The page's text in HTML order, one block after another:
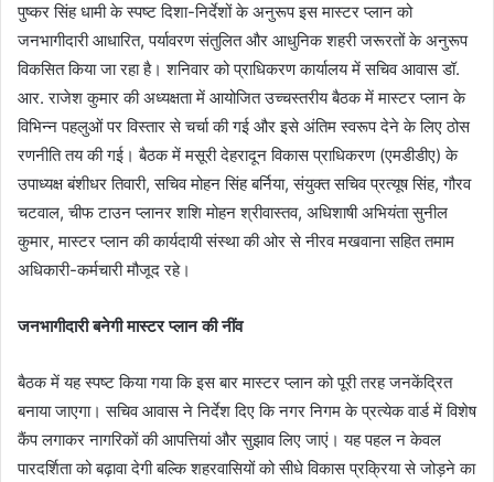
पुष्कर सिंह धामी के स्पष्ट दिशा-निर्देशों के अनुरूप इस मास्टर प्लान को
जनभागीदारी आधारित, पर्यावरण संतुलित और आधुनिक शहरी जरूरतों के अनुरूप
विकसित किया जा रहा है। शनिवार को प्राधिकरण कार्यालय में सचिव आवास डॉ.
आर. राजेश कुमार की अध्यक्षता में आयोजित उच्चस्तरीय बैठक में मास्टर प्लान के
विभिन्न पहलुओं पर विस्तार से चर्चा की गई और इसे अंतिम स्वरूप देने के लिए ठोस
रणनीति तय की गई। बैठक में मसूरी देहरादून विकास प्राधिकरण (एमडीडीए) के
उपाध्यक्ष बंशीधर तिवारी, सचिव मोहन सिंह बर्निया, संयुक्त सचिव प्रत्यूष सिंह, गौरव
चटवाल, चीफ टाउन प्लानर शशि मोहन श्रीवास्तव, अधिशाषी अभियंता सुनील
कुमार, मास्टर प्लान की कार्यदायी संस्था की ओर से नीरव मखवाना सहित तमाम
अधिकारी-कर्मचारी मौजूद रहे।
जनभागीदारी बनेगी मास्टर प्लान की नींव
बैठक में यह स्पष्ट किया गया कि इस बार मास्टर प्लान को पूरी तरह जनकेंद्रित
बनाया जाएगा। सचिव आवास ने निर्देश दिए कि नगर निगम के प्रत्येक वार्ड में विशेष
कैंप लगाकर नागरिकों की आपत्तियां और सुझाव लिए जाएं। यह पहल न केवल
पारदर्शिता को बढ़ावा देगी बल्कि शहरवासियों को सीधे विकास प्रक्रिया से जोड़ने का